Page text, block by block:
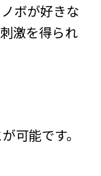
ボが好きな
激を得られ
可能です。